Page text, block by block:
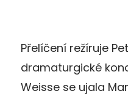
Přelíčení režíruje
dramaturgické
Weisse se ujala